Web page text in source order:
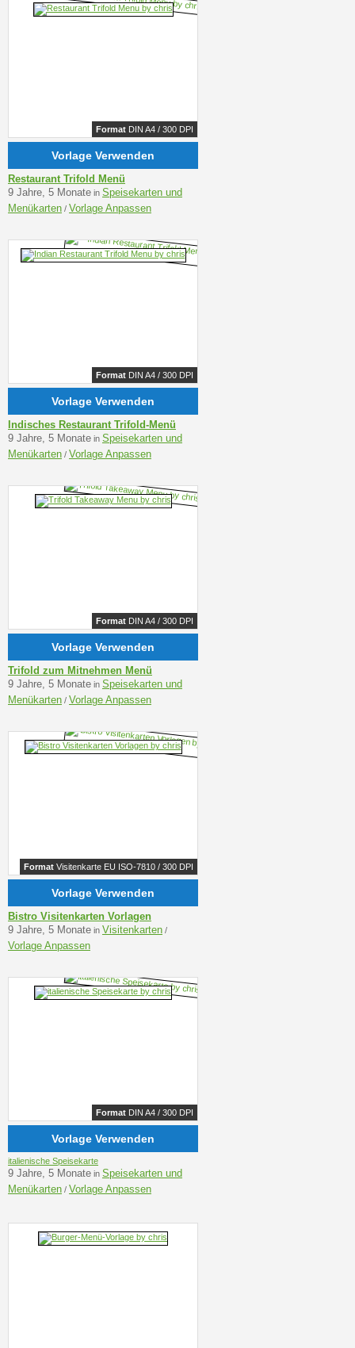
Format DIN A4 / 300 DPI
Vorlage Verwenden
Restaurant Trifold Menü
9 Jahre, 5 Monate in Speisekarten und
Menükarten / Vorlage Anpassen
Format DIN A4 / 300 DPI
Vorlage Verwenden
Indisches Restaurant Trifold-Menü
9 Jahre, 5 Monate in Speisekarten und
Menükarten / Vorlage Anpassen
Format DIN A4 / 300 DPI
Vorlage Verwenden
Trifold zum Mitnehmen Menü
9 Jahre, 5 Monate in Speisekarten und
Menükarten / Vorlage Anpassen
Format Visitenkarte EU ISO-7810 / 300 DPI
Vorlage Verwenden
Bistro Visitenkarten Vorlagen
9 Jahre, 5 Monate in Visitenkarten /
Vorlage Anpassen
Format DIN A4 / 300 DPI
Vorlage Verwenden
italienische Speisekarte
9 Jahre, 5 Monate in Speisekarten und
Menükarten / Vorlage Anpassen